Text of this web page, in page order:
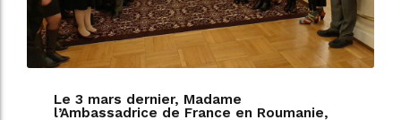
Le 3 mars dernier, Madame
l’Ambassadrice de France en Roumanie,